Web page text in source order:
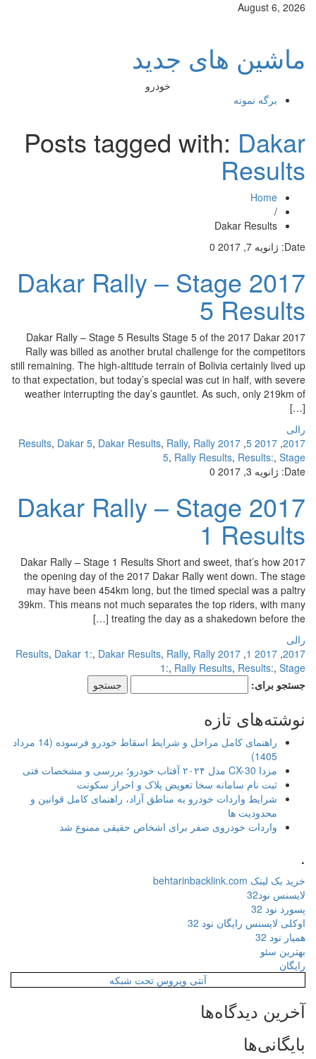
August 6, 2026
ماشین های جدید
خودرو
برگه نمونه
Posts tagged with:Dakar
Results
Home
/
Dakar Results
Date: ژانویه 7, 2017 0
2017 Dakar Rally – Stage
5 Results
2017 Dakar Rally – Stage 5 Results Stage 5 of the 2017 Dakar
Rally was billed as another brutal challenge for the competitors
still remaining. The high-altitude terrain of Bolivia certainly lived up
to that expectation, but today’s special was cut in half, with severe
weather interrupting the day’s gauntlet. As such, only 219km of
[…]
رالی
2017
,
2017 5
,
2017 Results
,Dakar 5,Dakar Results,Rally,Rally
5,Rally Results,Results:,Stage
Date: ژانویه 3, 2017 0
2017 Dakar Rally – Stage
1 Results
2017 Dakar Rally – Stage 1 Results Short and sweet, that’s how
the opening day of the 2017 Dakar Rally went down. The stage
may have been 454km long, but the timed special was a paltry
39km. This means not much separates the top riders, with many
treating the day as a shakedown before the […]
رالی
2017
,
2017 1
,
2017 Results
,Dakar 1:,Dakar Results,Rally,Rally
1:,Rally Results,Results:,Stage
جستجو برای:
نوشته‌های تازه
راهنمای کامل مراحل و شرایط اسقاط خودرو فرسوده (14 مرداد
1405)
مزدا CX-30 مدل ۲۰۲۴ آفتاب خودرو؛ بررسی و مشخصات فنی
ثبت نام سامانه سخا تعویض پلاک و احراز سکونت
شرایط واردات خودرو به مناطق آزاد، راهنمای کامل قوانین و
محدودیت ها
واردات خودروی صفر برای اشخاص حقیقی ممنوع شد
خرید بک لینک behtarinbacklink.com
لایسنس نود32
پسورد نود 32
اوکلی لایسنس رایگان نود 32
همیار نود 32
بهترین سئو
رایگان
آنتی ویروس تحت شبکه
آخرین دیدگاه‌ها
بایگانی‌ها